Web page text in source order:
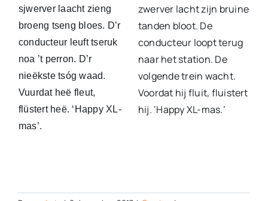
sjwerver laacht zieng
broeng tseng bloes. D’r
conducteur leuft tseruk
noa ’t perron. D’r
nieëkste tsóg waad.
Vuurdat heë fleut,
flüstert heë. ‘Happy XL-
mas’.
zwerver lacht zijn bruine
tanden bloot. De
conducteur loopt terug
naar het station. De
volgende trein wacht.
Voordat hij fluit, fluistert
hij. ‘Happy XL-mas.’